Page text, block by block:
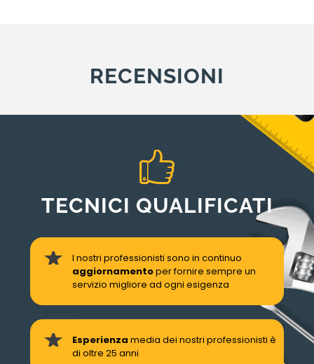
RECENSIONI
TECNICI QUALIFICATI
I nostri professionisti sono in continuo
aggiornamentoper fornire sempre un
servizio migliore ad ogni esigenza
Esperienza media dei nostri professionisti è
di oltre 25 anni